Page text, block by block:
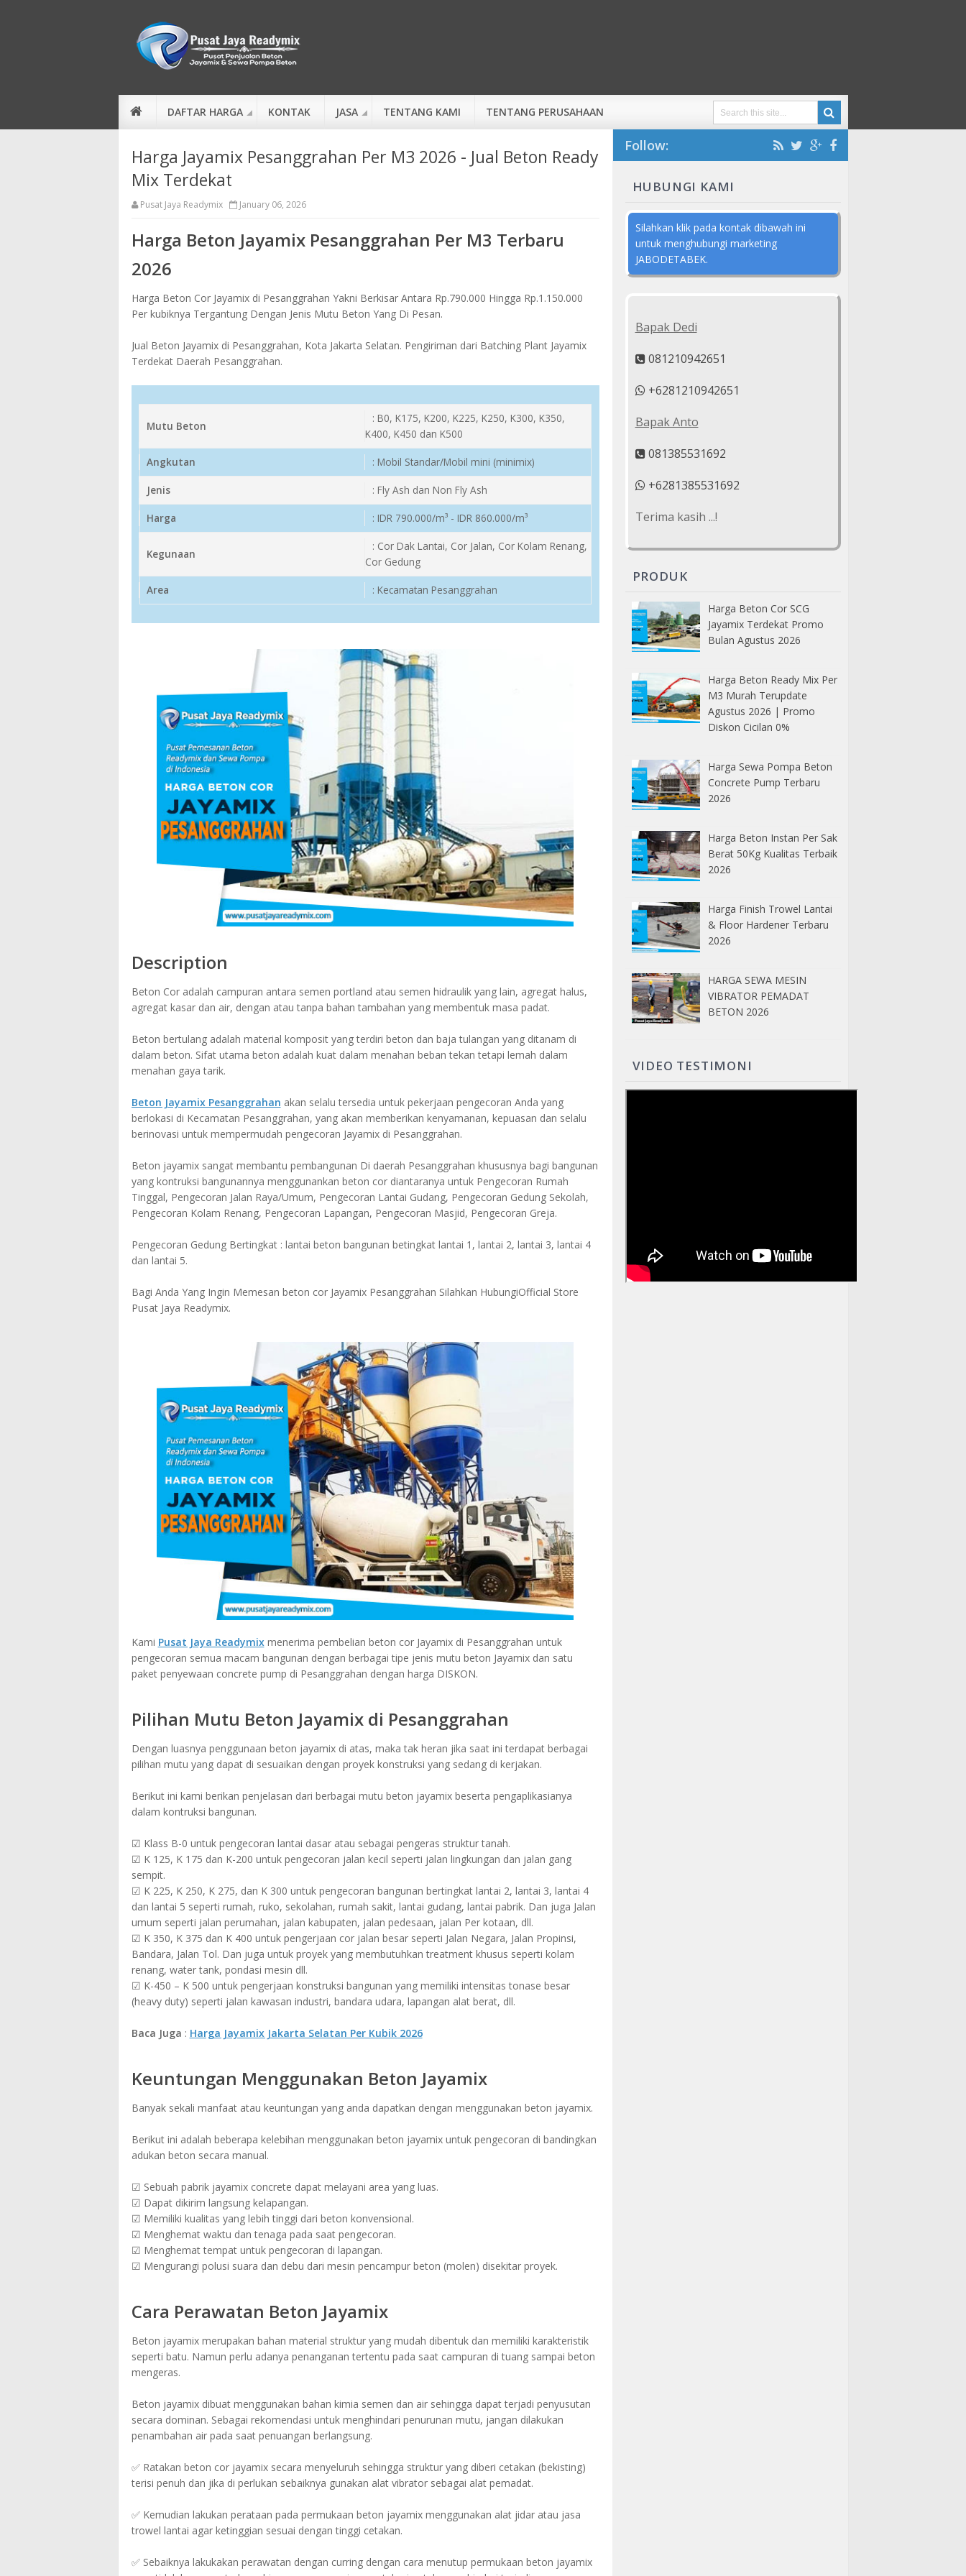
DAFTAR HARGA KONTAK JASA TENTANG KAMI TENTANG PERUSAHAAN
Harga Jayamix Pesanggrahan Per M3 2026 - Jual Beton Ready
Mix Terdekat
Pusat Jaya Readymix January 06, 2026
Harga Beton Jayamix Pesanggrahan Per M3 Terbaru
2026
Harga Beton Cor Jayamix di Pesanggrahan Yakni Berkisar Antara Rp.790.000 Hingga Rp.1.150.000
Per kubiknya Tergantung Dengan Jenis Mutu Beton Yang Di Pesan.
Jual Beton Jayamix di Pesanggrahan, Kota Jakarta Selatan. Pengiriman dari Batching Plant Jayamix
Terdekat Daerah Pesanggrahan.
Mutu Beton
: B0, K175, K200, K225, K250, K300, K350,
K400, K450 dan K500
Angkutan : Mobil Standar/Mobil mini (minimix)
Jenis : Fly Ash dan Non Fly Ash
Harga : IDR 790.000/m³ - IDR 860.000/m³
Kegunaan
: Cor Dak Lantai, Cor Jalan, Cor Kolam Renang,
Cor Gedung
Area : Kecamatan Pesanggrahan
Description
Beton Cor adalah campuran antara semen portland atau semen hidraulik yang lain, agregat halus,
agregat kasar dan air, dengan atau tanpa bahan tambahan yang membentuk masa padat.
Beton bertulang adalah material komposit yang terdiri beton dan baja tulangan yang ditanam di
dalam beton. Sifat utama beton adalah kuat dalam menahan beban tekan tetapi lemah dalam
menahan gaya tarik.
Beton Jayamix Pesanggrahan akan selalu tersedia untuk pekerjaan pengecoran Anda yang
berlokasi di Kecamatan Pesanggrahan, yang akan memberikan kenyamanan, kepuasan dan selalu
berinovasi untuk mempermudah pengecoran Jayamix di Pesanggrahan.
Beton jayamix sangat membantu pembangunan Di daerah Pesanggrahan khususnya bagi bangunan
yang kontruksi bangunannya menggunankan beton cor diantaranya untuk Pengecoran Rumah
Tinggal, Pengecoran Jalan Raya/Umum, Pengecoran Lantai Gudang, Pengecoran Gedung Sekolah,
Pengecoran Kolam Renang, Pengecoran Lapangan, Pengecoran Masjid, Pengecoran Greja.
Pengecoran Gedung Bertingkat : lantai beton bangunan betingkat lantai 1, lantai 2, lantai 3, lantai 4
dan lantai 5.
Bagi Anda Yang Ingin Memesan beton cor Jayamix Pesanggrahan Silahkan HubungiOfficial Store
Pusat Jaya Readymix.
Kami Pusat Jaya Readymixmenerima pembelian beton cor Jayamix di Pesanggrahan untuk
pengecoran semua macam bangunan dengan berbagai tipe jenis mutu beton Jayamix dan satu
paket penyewaan concrete pump di Pesanggrahan dengan harga DISKON.
Pilihan Mutu Beton Jayamix di Pesanggrahan
Dengan luasnya penggunaan beton jayamix di atas, maka tak heran jika saat ini terdapat berbagai
pilihan mutu yang dapat di sesuaikan dengan proyek konstruksi yang sedang di kerjakan.
Berikut ini kami berikan penjelasan dari berbagai mutu beton jayamix beserta pengaplikasianya
dalam kontruksi bangunan.
☑ Klass B-0 untuk pengecoran lantai dasar atau sebagai pengeras struktur tanah.
☑ K 125, K 175 dan K-200 untuk pengecoran jalan kecil seperti jalan lingkungan dan jalan gang
sempit.
☑ K 225, K 250, K 275, dan K 300 untuk pengecoran bangunan bertingkat lantai 2, lantai 3, lantai 4
dan lantai 5 seperti rumah, ruko, sekolahan, rumah sakit, lantai gudang, lantai pabrik. Dan juga Jalan
umum seperti jalan perumahan, jalan kabupaten, jalan pedesaan, jalan Per kotaan, dll.
☑ K 350, K 375 dan K 400 untuk pengerjaan cor jalan besar seperti Jalan Negara, Jalan Propinsi,
Bandara, Jalan Tol. Dan juga untuk proyek yang membutuhkan treatment khusus seperti kolam
renang, water tank, pondasi mesin dll.
☑ K-450 – K 500 untuk pengerjaan konstruksi bangunan yang memiliki intensitas tonase besar
(heavy duty) seperti jalan kawasan industri, bandara udara, lapangan alat berat, dll.
Baca Juga : Harga Jayamix Jakarta Selatan Per Kubik 2026
Keuntungan Menggunakan Beton Jayamix
Banyak sekali manfaat atau keuntungan yang anda dapatkan dengan menggunakan beton jayamix.
Berikut ini adalah beberapa kelebihan menggunakan beton jayamix untuk pengecoran di bandingkan
adukan beton secara manual.
☑ Sebuah pabrik jayamix concrete dapat melayani area yang luas.
☑ Dapat dikirim langsung kelapangan.
☑ Memiliki kualitas yang lebih tinggi dari beton konvensional.
☑ Menghemat waktu dan tenaga pada saat pengecoran.
☑ Menghemat tempat untuk pengecoran di lapangan.
☑ Mengurangi polusi suara dan debu dari mesin pencampur beton (molen) disekitar proyek.
Cara Perawatan Beton Jayamix
Beton jayamix merupakan bahan material struktur yang mudah dibentuk dan memiliki karakteristik
seperti batu. Namun perlu adanya penanganan tertentu pada saat campuran di tuang sampai beton
mengeras.
Beton jayamix dibuat menggunakan bahan kimia semen dan air sehingga dapat terjadi penyusutan
secara dominan. Sebagai rekomendasi untuk menghindari penurunan mutu, jangan dilakukan
penambahan air pada saat penuangan berlangsung.
✅ Ratakan beton cor jayamix secara menyeluruh sehingga struktur yang diberi cetakan (bekisting)
terisi penuh dan jika di perlukan sebaiknya gunakan alat vibrator sebagai alat pemadat.
✅ Kemudian lakukan perataan pada permukaan beton jayamix menggunakan alat jidar atau jasa
trowel lantai agar ketinggian sesuai dengan tinggi cetakan.
✅ Sebaiknya lakukakan perawatan dengan curring dengan cara menutup permukaan beton jayamix
Follow:
HUBUNGI KAMI
Silahkan klik pada kontak dibawah ini
untuk menghubungi marketing
JABODETABEK.
Bapak Dedi
081210942651
+6281210942651
Bapak Anto
081385531692
+6281385531692
Terima kasih ...!
PRODUK
Harga Beton Cor SCG
Jayamix Terdekat Promo
Bulan Agustus 2026
Harga Beton Ready Mix Per
M3 Murah Terupdate
Agustus 2026 | Promo
Diskon Cicilan 0%
Harga Sewa Pompa Beton
Concrete Pump Terbaru
2026
Harga Beton Instan Per Sak
Berat 50Kg Kualitas Terbaik
2026
Harga Finish Trowel Lantai
& Floor Hardener Terbaru
2026
HARGA SEWA MESIN
VIBRATOR PEMADAT
BETON 2026
VIDEO TESTIMONI